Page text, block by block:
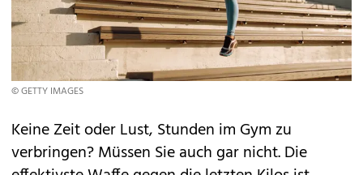
© GETTY IMAGES
Keine Zeit oder Lust, Stunden im Gym zu
verbringen? Müssen Sie auch gar nicht. Die